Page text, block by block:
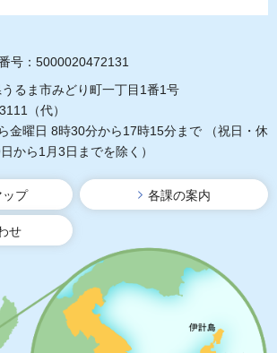
号：5000020472131
るま市みどり町一丁目1番1号
（代）
金曜日 8時30分から17時15分まで
（祝日・休
から1月3日までを除く）
ップ 各課の案内
せ